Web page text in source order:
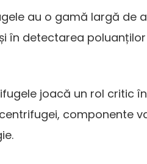
au o gamă largă de
în detectarea
joacă un rol critic
componente